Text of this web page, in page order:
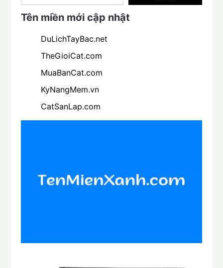
Tên miền mới cập nhật
DuLichTayBac.net
TheGioiCat.com
MuaBanCat.com
KyNangMem.vn
CatSanLap.com